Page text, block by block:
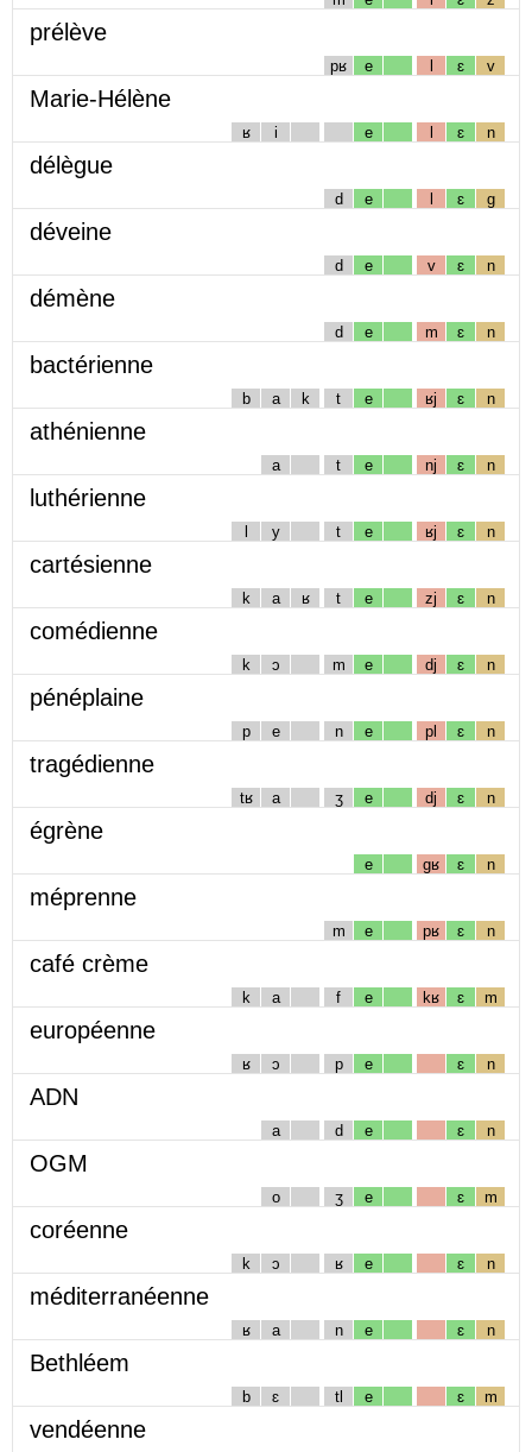
prélève
pʁ e l ɛ v
Marie-Hélène
ʁ i e l ɛ n
délègue
d e l ɛ g
déveine
d e v ɛ n
démène
d e m ɛ n
bactérienne
b a k t e ʁj ɛ n
athénienne
a t e nj ɛ n
luthérienne
l y t e ʁj ɛ n
cartésienne
k a ʁ t e zj ɛ n
comédienne
k ɔ m e dj ɛ n
pénéplaine
p e n e pl ɛ n
tragédienne
tʁ a ʒ e dj ɛ n
égrène
e gʁ ɛ n
méprenne
m e pʁ ɛ n
café crème
k a f e kʁ ɛ m
européenne
ʁ ɔ p e ɛ n
ADN
a d e ɛ n
OGM
o ʒ e ɛ m
coréenne
k ɔ ʁ e ɛ n
méditerranéenne
ʁ a n e ɛ n
Bethléem
b ɛ tl e ɛ m
vendéenne